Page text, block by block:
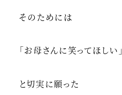
そのためには
「お母さんに笑ってほしい」
と切実に願った